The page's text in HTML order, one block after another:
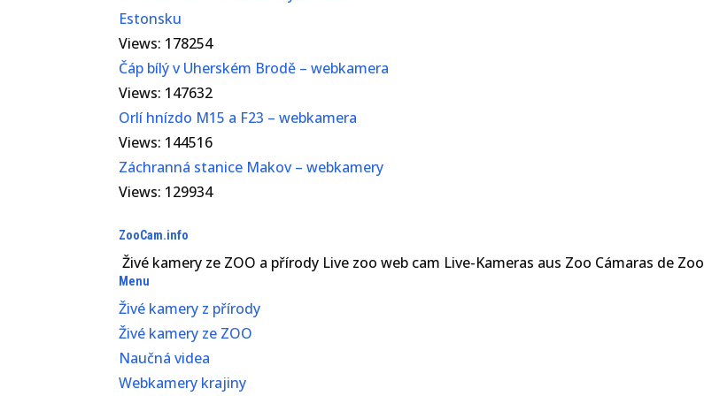
Estonsku
Views: 178254
Čáp bílý v Uherském Brodě – webkamera
Views: 147632
Orlí hnízdo M15 a F23 – webkamera
Views: 144516
Záchranná stanice Makov – webkamery
Views: 129934
ZooCam.info
Živé kamery ze ZOO a přírody Live zoo web cam Live-Kameras aus Zoo Cámaras de Zoo
Menu
Živé kamery z přírody
Živé kamery ze ZOO
Naučná videa
Webkamery krajiny